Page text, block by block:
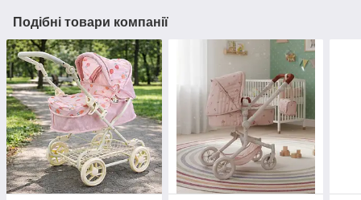
Подібні товари компанії